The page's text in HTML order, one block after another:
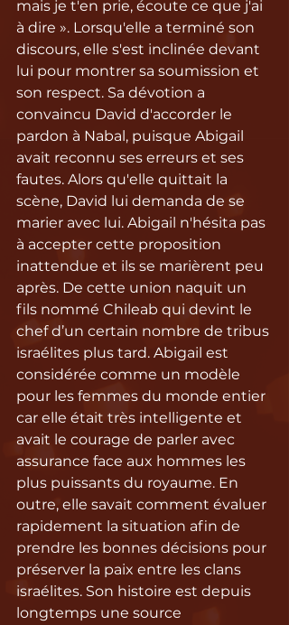
mais je t'en prie, écoute ce que j'ai
à dire ». Lorsqu'elle a terminé son
discours, elle s'est inclinée devant
lui pour montrer sa soumission et
son respect. Sa dévotion a
convaincu David d'accorder le
pardon à Nabal, puisque Abigail
avait reconnu ses erreurs et ses
fautes. Alors qu'elle quittait la
scène, David lui demanda de se
marier avec lui. Abigail n'hésita pas
à accepter cette proposition
inattendue et ils se marièrent peu
après. De cette union naquit un
fils nommé Chileab qui devint le
chef d’un certain nombre de tribus
israélites plus tard. Abigail est
considérée comme un modèle
pour les femmes du monde entier
car elle était très intelligente et
avait le courage de parler avec
assurance face aux hommes les
plus puissants du royaume. En
outre, elle savait comment évaluer
rapidement la situation afin de
prendre les bonnes décisions pour
préserver la paix entre les clans
israélites. Son histoire est depuis
longtemps une source